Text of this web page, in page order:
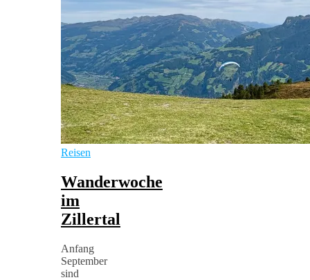
Reisen
Wanderwoche
im
Zillertal
Anfang
September
sind